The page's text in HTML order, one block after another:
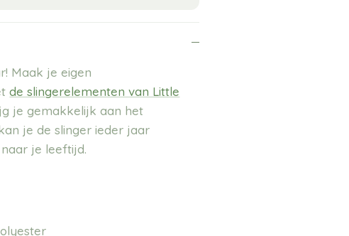
Maak je eigen
de slingerelementen van Little
je gemakkelijk aan het
je de slinger ieder jaar
je leeftijd.